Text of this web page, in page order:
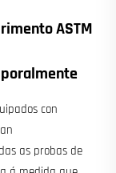
ASTM
con
as probas de